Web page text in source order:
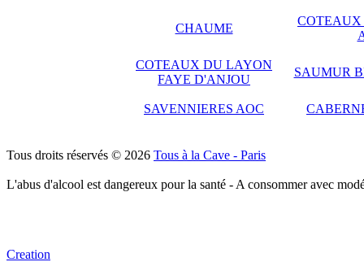
CHAUME
COTEAUX DU LAYON
FAYE D'ANJOU
SAUMUR
SAVENNIERES AOC
Tous droits réservés © 2026 Tous à la Cave - Paris
L'abus d'alcool est dangereux pour la santé - A consommer avec
Creation